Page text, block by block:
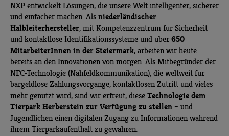
NXP entwickelt Lösungen, die unsere Welt intelligenter, sicherer
und einfacher machen. Als niederländischer
Halbleiterhersteller, mit Kompetenzzentrum für Sicherheit
und kontaktlose Identifikationssysteme und über 650
MitarbeiterInnen in der Steiermark, arbeiten wir heute
bereits an den Innovationen von morgen. Als Mitbegründer der
NFC-Technologie (Nahfeldkommunikation), die weltweit für
bargeldlose Zahlungsvorgänge, kontaktlosen Zutritt und vieles
mehr genutzt wird, sind wir erfreut, diese Technologie dem
Tierpark Herberstein zur Verfügung zu stellen – und
Jugendlichen einen digitalen Zugang zu Informationen während
ihrem Tierparkaufenthalt zu gewähren.